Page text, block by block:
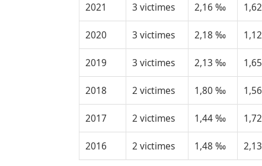
2021 3 victimes 2,16 ‰
2020 3 victimes 2,18 ‰
2019 3 victimes 2,13 ‰
2018 2 victimes 1,80 ‰
2017 2 victimes 1,44 ‰
2016 2 victimes 1,48 ‰